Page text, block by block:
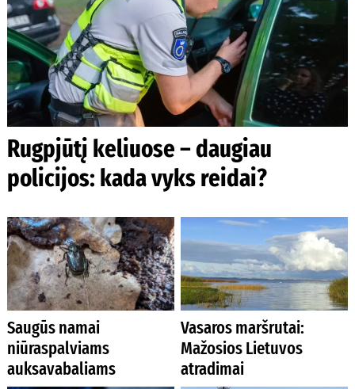
Rugpjūtį keliuose – daugiau
policijos: kada vyks reidai?
Saugūs namai
niūraspalviams
auksavabaliams
Vasaros maršrutai:
Mažosios Lietuvos
atradimai